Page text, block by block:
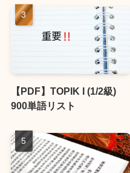
【PDF】TOPIK I (1/2級)
900単語リスト